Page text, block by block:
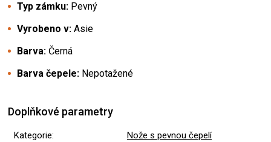
Typ zámku: Pevný
Vyrobeno v: Asie
Barva: Černá
Barva čepele: Nepotažené
Doplňkové parametry
Kategorie: Nože s pevnou čepelí